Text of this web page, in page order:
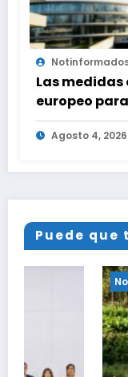
Las
europeo
Agosto 4, 2026
Puede que